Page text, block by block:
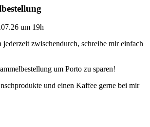
um 19h
zwischendurch, schreibe mir einfach
um Porto zu sparen!
und einen Kaffee gerne bei mir